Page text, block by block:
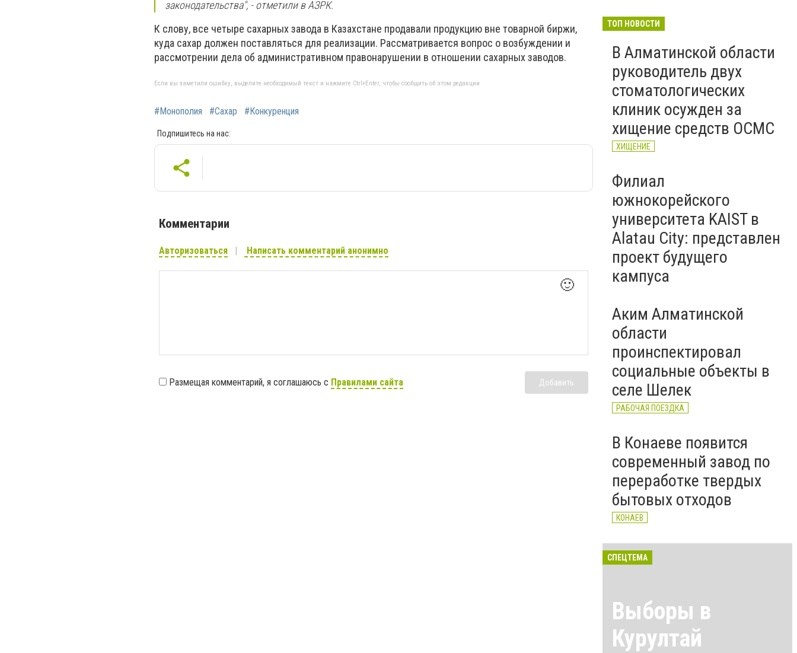
законодательства", - отметили в АЗРК.
К слову, все четыре сахарных завода в Казахстане продавали продукцию вне товарной биржи,
куда сахар должен поставляться для реализации. Рассматривается вопрос о возбуждении и
рассмотрении дела об административном правонарушении в отношении сахарных заводов.
Если вы заметили ошибку, выделите необходимый текст и нажмите Ctrl+Enter, чтобы сообщить об этом редакции
#Монополия #Сахар #Конкуренция
Подпишитесь на нас:
Комментарии
Авторизоваться Написать комментарий анонимно
🙂
Размещая комментарий, я соглашаюсь с Правилами сайта Добавить
Алматинской области
ТОП НОВОСТИ
В Алматинской области
руководитель двух
стоматологических
клиник осужден за
хищение средств ОСМС
ХИЩЕНИЕ
Филиал
южнокорейского
университета KAIST в
Alatau City: представлен
проект будущего
кампуса
Аким Алматинской
области
проинспектировал
социальные объекты в
селе Шелек
РАБОЧАЯ ПОЕЗДКА
В Конаеве появится
современный завод по
переработке твердых
бытовых отходов
КОНАЕВ
СПЕЦТЕМА
Выборы в
Курултай